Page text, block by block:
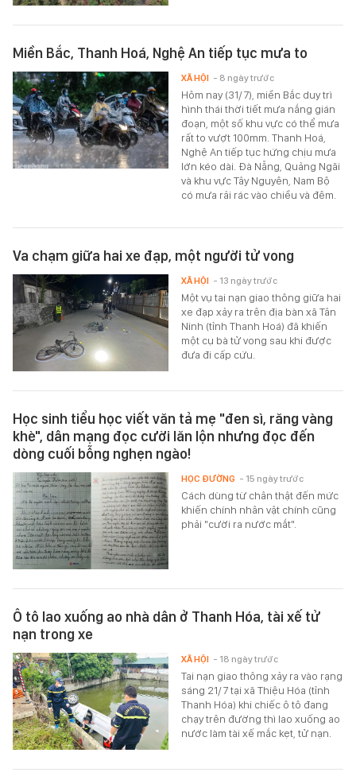
Miền Bắc, Thanh Hoá, Nghệ An tiếp tục mưa to
Hôm nay (31/7), miền Bắc duy trì
hình thái thời tiết mưa nắng gián
đoạn, một số khu vực có thể mưa
rất to vượt 100mm. Thanh Hoá,
Nghệ An tiếp tục hứng chịu mưa
lớn kéo dài. Đà Nẵng, Quảng Ngãi
và khu vực Tây Nguyên, Nam Bộ
có mưa rải rác vào chiều và đêm.
XÃ HỘI - 8 ngày trước
Va chạm giữa hai xe đạp, một người tử vong
Một vụ tai nạn giao thông giữa hai
xe đạp xảy ra trên địa bàn xã Tân
Ninh (tỉnh Thanh Hoá) đã khiến
một cụ bà tử vong sau khi được
đưa đi cấp cứu.
XÃ HỘI - 13 ngày trước
Học sinh tiểu học viết văn tả mẹ "đen sì, răng vàng
khè", dân mạng đọc cười lăn lộn nhưng đọc đến
dòng cuối bỗng nghẹn ngào!
Cách dùng từ chân thật đến mức
khiến chính nhân vật chính cũng
phải "cười ra nước mắt".
HỌC ĐƯỜNG - 15 ngày trước
Ô tô lao xuống ao nhà dân ở Thanh Hóa, tài xế tử
nạn trong xe
Tai nạn giao thông xảy ra vào rạng
sáng 21/7 tại xã Thiệu Hóa (tỉnh
Thanh Hóa) khi chiếc ô tô đang
chạy trên đường thì lao xuống ao
nước làm tài xế mắc kẹt, tử nạn.
XÃ HỘI - 18 ngày trước